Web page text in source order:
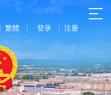
繁體 登录 注册